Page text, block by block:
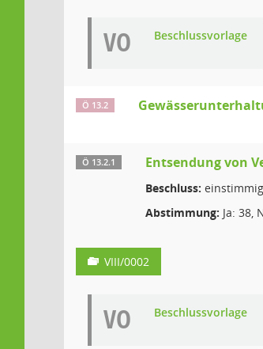
VO Beschlussvorlage
Ö 13.2
Ö 13.2.1 Entsendung von
Beschluss:
Abstimmung: Ja: 38,
VIII/0002
VO Beschlussvorlage